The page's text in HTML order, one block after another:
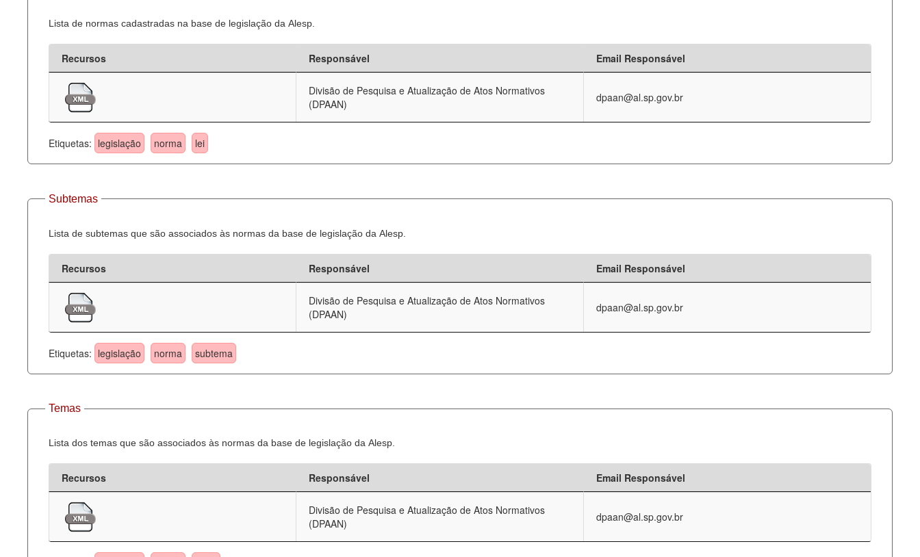
Lista de normas cadastradas na base de legislação da Alesp.
Recursos Responsável Email Responsável
Divisão de Pesquisa e Atualização de Atos Normativos
(DPAAN)
dpaan@al.sp.gov.br
Etiquetas: legislação norma lei
Subtemas
Lista de subtemas que são associados às normas da base de legislação da Alesp.
Recursos Responsável Email Responsável
Divisão de Pesquisa e Atualização de Atos Normativos
(DPAAN)
dpaan@al.sp.gov.br
Etiquetas: legislação norma subtema
Temas
Lista dos temas que são associados às normas da base de legislação da Alesp.
Recursos Responsável Email Responsável
Divisão de Pesquisa e Atualização de Atos Normativos
(DPAAN)
dpaan@al.sp.gov.br